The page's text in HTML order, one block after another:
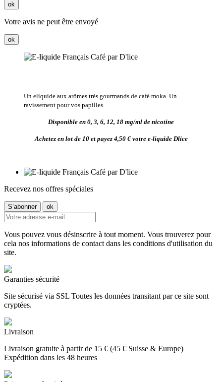
ok
Votre avis ne peut être envoyé
ok
Un eliquide aux arômes très gourmands de café moka. Un
ravissement pour vos papilles.
Disponible en 0, 3, 6, 12, 18 mg/ml de nicotine
Achetez en lot de 10 et payez 4,50 € votre e-liquide Dlice
Recevez nos offres spéciales
Vous pouvez vous désinscrire à tout moment. Vous trouverez pour
cela nos informations de contact dans les conditions d'utilisation du
site.
Garanties sécurité
Site sécurisé via SSL Toutes les données transitant par ce site sont
cryptées.
Livraison
Livraison gratuite à partir de 15 € (45 € Suisse & Europe)
Expédition dans les 48 heures